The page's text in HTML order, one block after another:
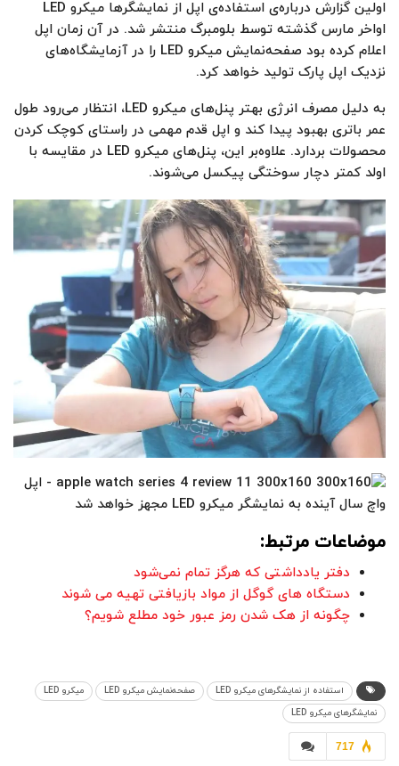
اولین گزارش درباره‌ی استفاده‌ی اپل از نمایشگرها میکرو LED
اواخر مارس گذشته توسط بلومبرگ منتشر شد. در آن زمان اپل
اعلام کرده بود صفحه‌نمایش میکرو LED را در آزمایشگاه‌های
نزدیک اپل پارک تولید خواهد کرد.
به دلیل مصرف انرژی بهتر پنل‌های میکرو LED، انتظار می‌رود طول
عمر باتری بهبود پیدا کند و اپل قدم مهمی در راستای کوچک کردن
محصولات بردارد. علاوه‌بر این، پنل‌های میکرو LED در مقایسه با
اولد کمتر دچار سوختگی پیکسل می‌شوند.
موضاعات مرتبط:
دفتر یادداشتی که هرگز تمام نمی‌شود
دستگاه های گوگل از مواد بازیافتی تهیه می شوند
چگونه از هک شدن رمز عبور خود مطلع شویم؟
استفاده از نمایشگرهای میکرو LED صفحه‌نمایش میکرو LED
میکرو LED
نمایشگرهای میکرو LED
717